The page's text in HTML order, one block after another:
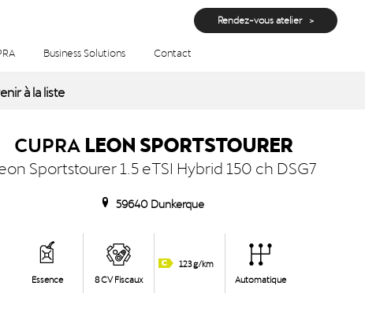
Rendez-vous atelier
Business Solutions Contact
Automatique à Dunkerque
à la liste
CUPRA LEON SPORTSTOURER
Sportstourer 1.5 eTSI Hybrid 150 ch DSG7
59640 Dunkerque
Essence 8 CV Fiscaux
123 g/km
Automatique